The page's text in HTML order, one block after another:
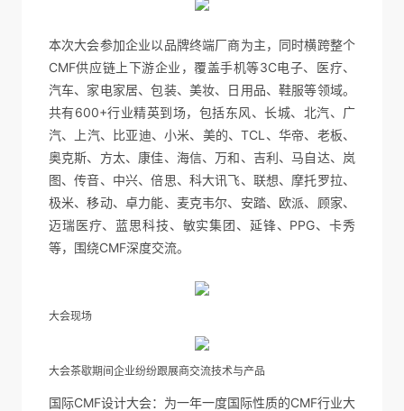
本次大会参加企业以品牌终端厂商为主，同时横跨整个
CMF供应链上下游企业，覆盖手机等3C电子、医疗、
汽车、家电家居、包装、美妆、日用品、鞋服等领域。
共有600+行业精英到场，包括东风、长城、北汽、广
汽、上汽、比亚迪、小米、美的、TCL、华帝、老板、
奥克斯、方太、康佳、海信、万和、吉利、马自达、岚
图、传音、中兴、倍思、科大讯飞、联想、摩托罗拉、
极米、移动、卓力能、麦克韦尔、安踏、欧派、顾家、
迈瑞医疗、蓝思科技、敏实集团、延锋、PPG、卡秀
等，围绕CMF深度交流。
大会现场
大会茶歇期间企业纷纷跟展商交流技术与产品
国际CMF设计大会：为一年一度国际性质的CMF行业大